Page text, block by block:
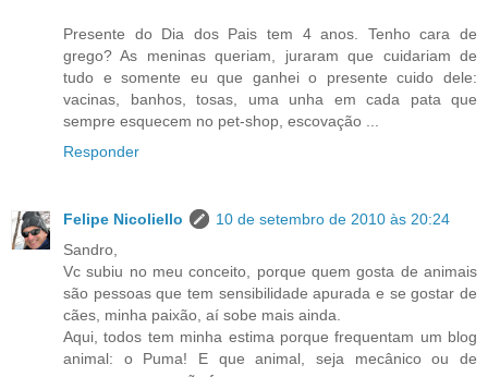
Presente do Dia dos Pais tem 4 anos. Tenho cara de
grego? As meninas queriam, juraram que cuidariam de
tudo e somente eu que ganhei o presente cuido dele:
vacinas, banhos, tosas, uma unha em cada pata que
sempre esquecem no pet-shop, escovação ...
Responder
Felipe Nicoliello
10 de setembro de 2010 às 20:24
Sandro,
Vc subiu no meu conceito, porque quem gosta de animais
são pessoas que tem sensibilidade apurada e se gostar de
cães, minha paixão, aí sobe mais ainda.
Aqui, todos tem minha estima porque frequentam um blog
animal: o Puma! E que animal, seja mecânico ou de